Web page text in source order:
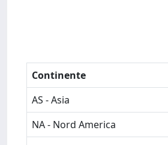
Continente
AS - Asia
NA - Nord America